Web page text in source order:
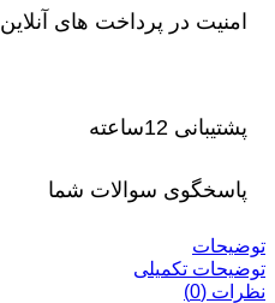
امنیت در پرداخت های آنلاین
پشتیبانی 12ساعته
پاسخگوی سوالات شما
توضیحات
توضیحات تکمیلی
نظرات (0)